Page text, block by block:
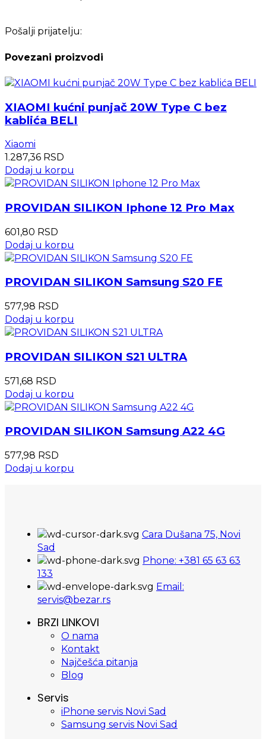
Pošalji prijatelju:
Povezani proizvodi
XIAOMI kućni punjač 20W Type C bez
kablića BELI
Xiaomi
1.287,36 RSD
Dodaj u korpu
PROVIDAN SILIKON Iphone 12 Pro Max
601,80 RSD
Dodaj u korpu
PROVIDAN SILIKON Samsung S20 FE
577,98 RSD
Dodaj u korpu
PROVIDAN SILIKON S21 ULTRA
571,68 RSD
Dodaj u korpu
PROVIDAN SILIKON Samsung A22 4G
577,98 RSD
Dodaj u korpu
Cara Dušana 75, Novi
Sad
Phone: +381 65 63 63
133
Email:
servis@bezar.rs
BRZI LINKOVI
O nama
Kontakt
Najčešća pitanja
Blog
Servis
iPhone servis Novi Sad
Samsung servis Novi Sad